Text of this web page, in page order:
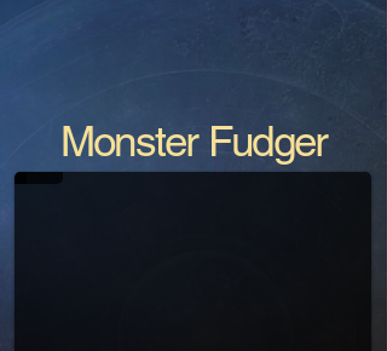
Monster Fudger